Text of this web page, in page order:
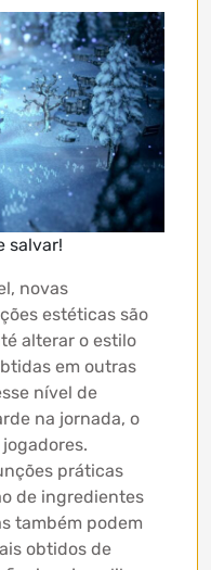
salvar!
novas
estéticas são
alterar o estilo
em outras
nível de
na jornada, o
práticas
de ingredientes
também podem
obtidos de